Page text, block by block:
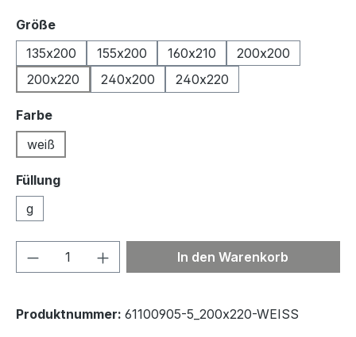
Größeauswählen
135x200
155x200 160x210
200x200
200x220
240x200 240x220
Farbeauswählen
weiß
Füllung
g
Produkt Anzahl: Gib denIn den Warenkorb
Produktnummer: 61100905-5_200x220-WEISS